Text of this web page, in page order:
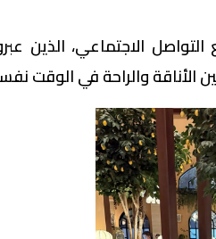
الاجتماعي، الذين
الأناقة والراحة في الوقت